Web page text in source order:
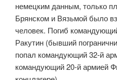
немецким данным, только
Брянском и Вязьмой было
человек. Погиб
Ракутин (бывший
попал командующий 32-й
командующий 20-й армией